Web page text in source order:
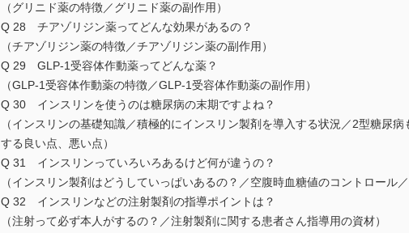
（グリニド薬の特徴／グリニド薬の副作用）
Q 28 チアゾリジン薬ってどんな効果があるの？
（チアゾリジン薬の特徴／チアゾリジン薬の副作用）
Q 29 GLP-1受容体作動薬ってどんな薬？
（GLP-1受容体作動薬の特徴／GLP-1受容体作動薬の副作用）
Q 30 インスリンを使うのは糖尿病の末期ですよね？
（インスリンの基礎知識／積極的にインスリン製剤を導入する状況／2型糖尿
する良い点、悪い点）
Q 31 インスリンっていろいろあるけど何が違うの？
（インスリン製剤はどうしていっぱいあるの？／空腹時血糖値のコントロール
Q 32 インスリンなどの注射製剤の指導ポイントは？
（注射って必ず本人がするの？／注射製剤に関する患者さん指導用の資材）